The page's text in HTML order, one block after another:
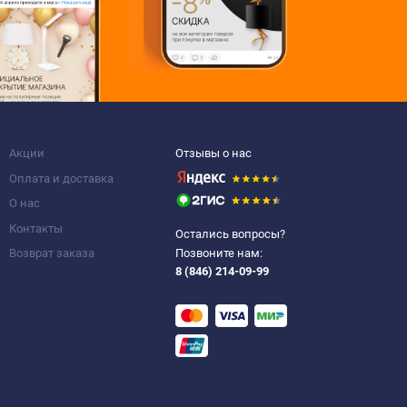
Акции
Оплата и доставка
О нас
Контакты
Возврат заказа
Отзывы о нас
Остались вопросы?
Позвоните нам:
8 (846) 214-09-99